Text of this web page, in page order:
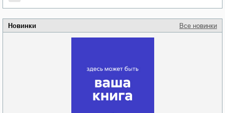
Новинки Все новинки